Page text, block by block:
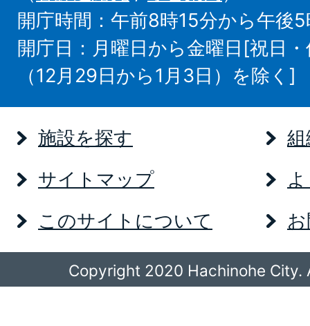
開庁時間：午前8時15分から午後
開庁日：月曜日から金曜日[祝日
（12月29日から1月3日）を除く]
施設を探す
サイトマップ
このサイトについて
Copyright 2020 Hachinohe City.